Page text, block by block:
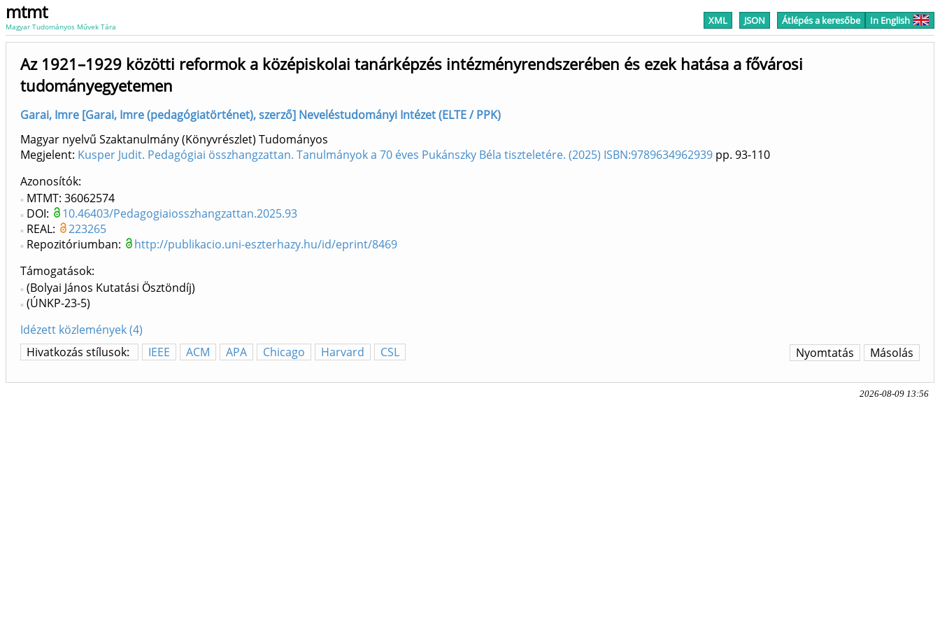
mtmt
Magyar Tudományos Művek Tára XML JSON Átlépés a keresőbe In English
Az 1921–1929 közötti reformok a középiskolai tanárképzés intézményrendszerében és ezek hatása a fővárosi
tudományegyetemen
Garai, Imre [Garai, Imre (pedagógiatörténet), szerző] Neveléstudományi Intézet (ELTE / PPK)
Magyar nyelvű Szaktanulmány (Könyvrészlet) Tudományos
Megjelent: Kusper Judit. Pedagógiai összhangzattan. Tanulmányok a 70 éves Pukánszky Béla tiszteletére. (2025) ISBN:9789634962939 pp. 93-110
Azonosítók
MTMT: 36062574
DOI:
10.46403/Pedagogiaiosszhangzattan.2025.93
REAL:
223265
Repozitóriumban:
http://publikacio.uni-eszterhazy.hu/id/eprint/8469
Támogatások:
(Bolyai János Kutatási Ösztöndíj)
(ÚNKP-23-5)
Idézett közlemények (4)
Hivatkozás stílusok:
IEEE ACM APA Chicago Harvard CSL Másolás
Nyomtatás
2026-08-09 13:56